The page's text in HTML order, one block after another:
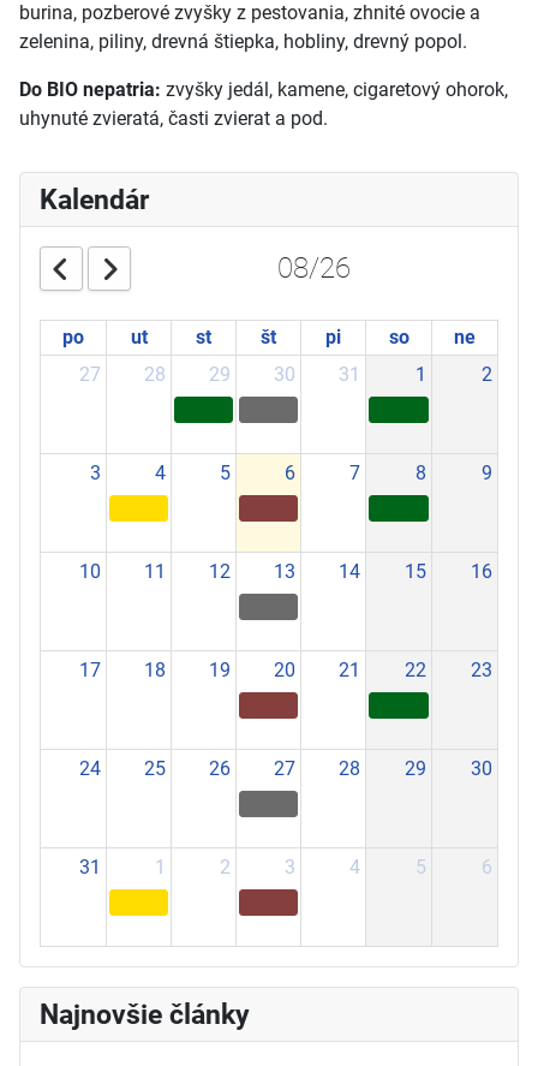
burina, pozberové zvyšky z pestovania, zhnité ovocie a
zelenina, piliny, drevná štiepka, hobliny, drevný popol.
Do BIO nepatria: zvyšky jedál, kamene, cigaretový ohorok,
uhynuté zvieratá, časti zvierat a pod.
Kalendár
08/26
po ut st št pi so
ne
27
28 29 30 31 1 2
3 4 5 6 7 8 9
10 11 12 13 14 15 16
17 18 19 20 21 22 23
24 25 26 27 28 29 30
31 1 2 3 4 5 6
Najnovšie články